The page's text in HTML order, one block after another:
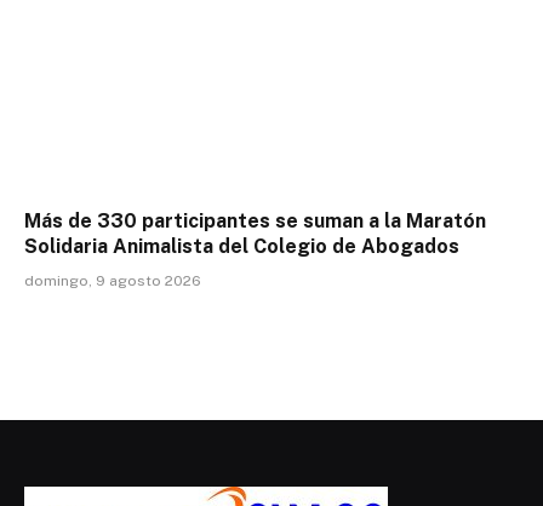
Más de 330 participantes se suman a la Maratón
Solidaria Animalista del Colegio de Abogados
domingo, 9 agosto 2026